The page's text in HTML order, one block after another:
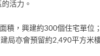
活力。
積，興建約300個住宅單位
局亦會預留約2,490平方米